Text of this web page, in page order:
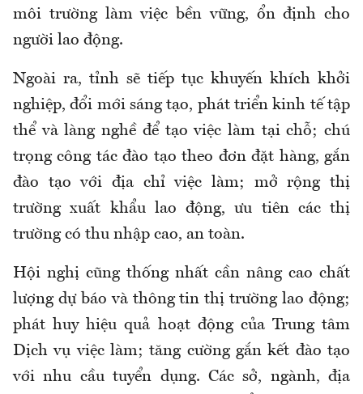
môi trường làm việc bền vững, ổn định cho
người lao động.
Ngoài ra, tỉnh sẽ tiếp tục khuyến khích khởi
nghiệp, đổi mới sáng tạo, phát triển kinh tế tập
thể và làng nghề để tạo việc làm tại chỗ; chú
trọng công tác đào tạo theo đơn đặt hàng, gắn
đào tạo với địa chỉ việc làm; mở rộng thị
trường xuất khẩu lao động, ưu tiên các thị
trường có thu nhập cao, an toàn.
Hội nghị cũng thống nhất cần nâng cao chất
lượng dự báo và thông tin thị trường lao động;
phát huy hiệu quả hoạt động của Trung tâm
Dịch vụ việc làm; tăng cường gắn kết đào tạo
với nhu cầu tuyển dụng. Các sở, ngành, địa